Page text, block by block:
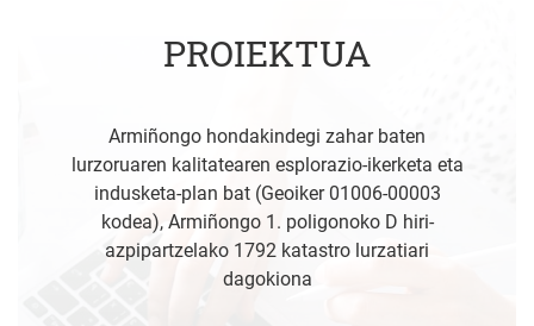
PROIEKTUA
Armiñongo hondakindegi zahar baten
lurzoruaren kalitatearen esplorazio-ikerketa eta
indusketa-plan bat (Geoiker 01006-00003
kodea), Armiñongo 1. poligonoko D hiri-
azpipartzelako 1792 katastro lurzatiari
dagokiona